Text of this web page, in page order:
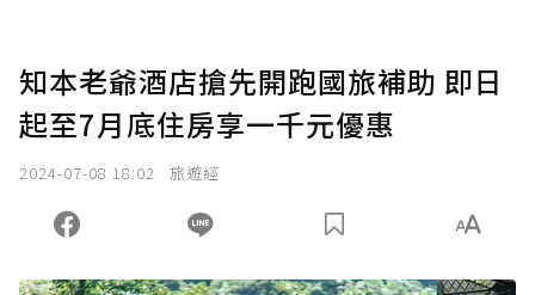
知本老爺酒店搶先開跑國旅補助 即日
起至7月底住房享一千元優惠
2024-07-08 18:02 旅遊經